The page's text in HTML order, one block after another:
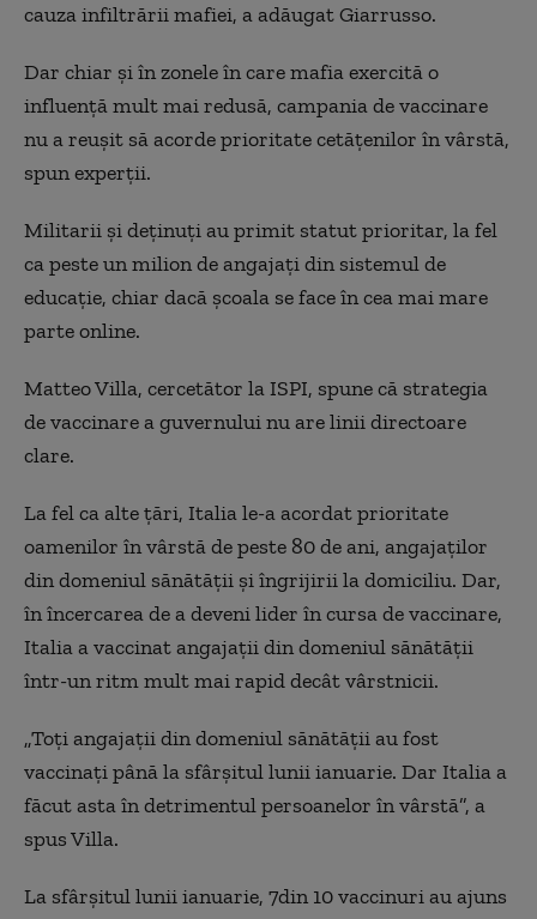
cauza infiltrării mafiei, a adăugat Giarrusso.
Dar chiar și în zonele în care mafia exercită o
influență mult mai redusă, campania de vaccinare
nu a reușit să acorde prioritate cetățenilor în vârstă,
spun experții.
Militarii și deținuți au primit statut prioritar, la fel
ca peste un milion de angajați din sistemul de
educație, chiar dacă școala se face în cea mai mare
parte online.
Matteo Villa, cercetător la ISPI, spune că strategia
de vaccinare a guvernului nu are linii directoare
clare.
La fel ca alte țări, Italia le-a acordat prioritate
oamenilor în vârstă de peste 80 de ani, angajaților
din domeniul sănătății și îngrijirii la domiciliu. Dar,
în încercarea de a deveni lider în cursa de vaccinare,
Italia a vaccinat angajații din domeniul sănătății
într-un ritm mult mai rapid decât vârstnicii.
„Toți angajații din domeniul sănătății au fost
vaccinați până la sfârșitul lunii ianuarie. Dar Italia a
făcut asta în detrimentul persoanelor în vârstă”, a
spus Villa.
La sfârșitul lunii ianuarie, 7din 10 vaccinuri au ajuns